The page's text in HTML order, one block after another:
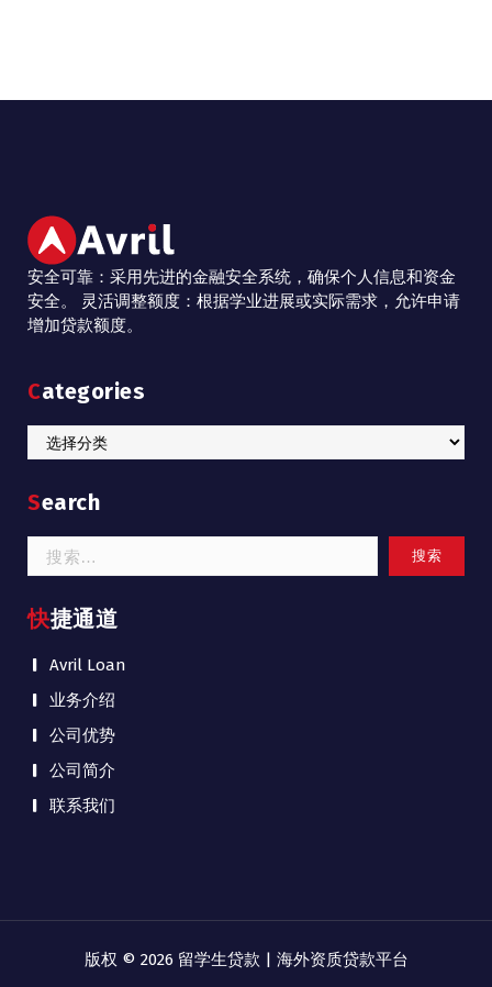
安全可靠：采用先进的金融安全系统，确保个人信息和资金
安全。 灵活调整额度：根据学业进展或实际需求，允许申请
增加贷款额度。
Categories
Categories
Search
索：
快捷通道
Avril Loan
业务介绍
公司优势
公司简介
联系我们
版权 © 2026 留学生贷款 | 海外资质贷款平台